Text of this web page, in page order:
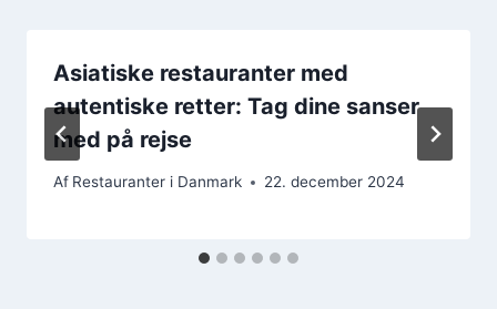
Asiatiske restauranter med
autentiske retter: Tag dine sanser
med på rejse
Af Restauranter i Danmark 22. december 2024